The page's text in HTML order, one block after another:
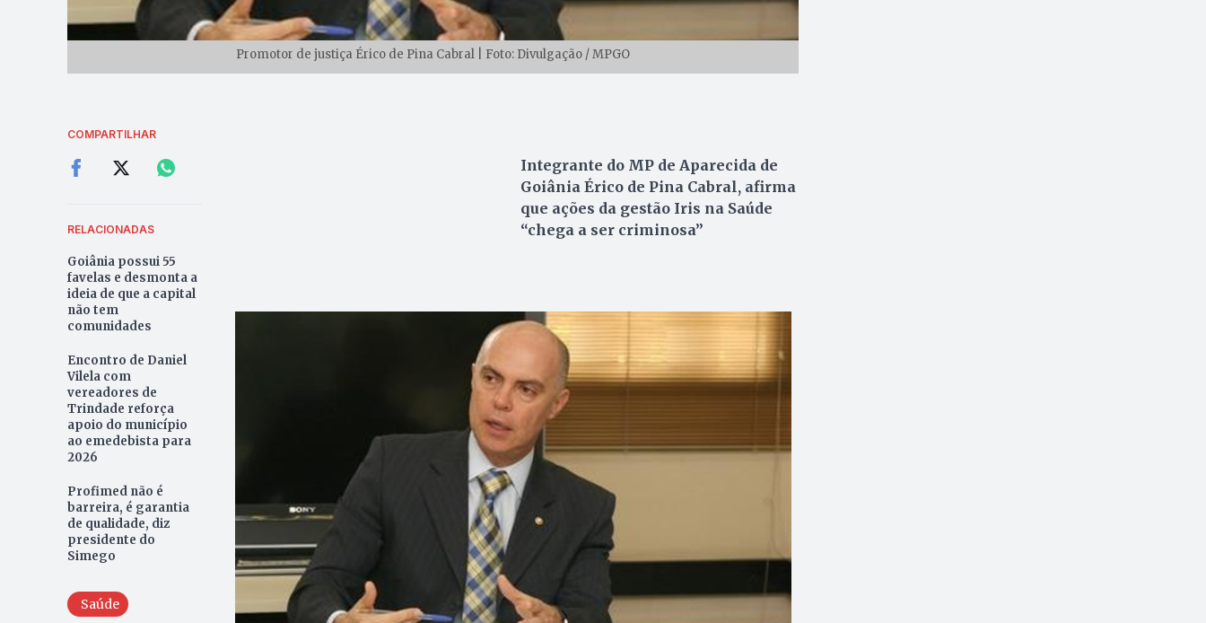
Promotor de justiça Érico de Pina Cabral | Foto: Divulgação / MPGO
COMPARTILHAR
RELACIONADAS
Goiânia possui 55
favelas e desmonta a
ideia de que a capital
não tem
comunidades
Encontro de Daniel
Vilela com
vereadores de
Trindade reforça
apoio do município
ao emedebista para
2026
Profimed não é
barreira, é garantia
de qualidade, diz
presidente do
Simego
Saúde
Integrante do MP de Aparecida de
Goiânia Érico de Pina Cabral, afirma
que ações da gestão Iris na Saúde
“chega a ser criminosa”